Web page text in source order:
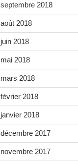
septembre 2018
août 2018
juin 2018
mai 2018
mars 2018
février 2018
janvier 2018
décembre 2017
novembre 2017